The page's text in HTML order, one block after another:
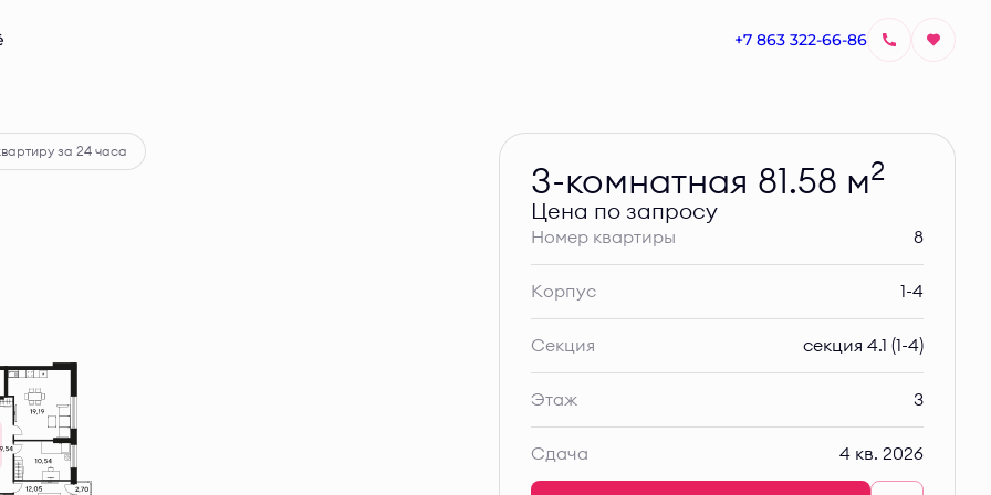
+7 863 322-66-86Узнать цену
за 24 часа
3-комнатная 81.58 м2
Цена по запросу
Номер квартиры 8
Корпус 1-4
Секция секция 4.1 (1-4)
Этаж 3
Сдача 4 кв. 2026